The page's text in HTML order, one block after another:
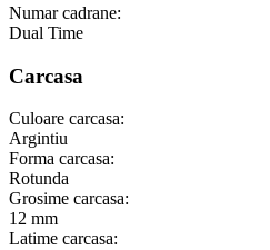
Numar cadrane:
Dual Time
Carcasa
Culoare carcasa:
Argintiu
Forma carcasa:
Rotunda
Grosime carcasa:
12 mm
Latime carcasa: